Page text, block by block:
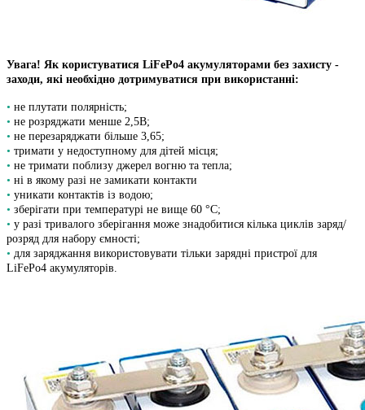
Увага! Як користуватися LiFePo4 акумуляторами без захисту -
заходи, які необхідно дотримуватися при використанні:
• не плутати полярність;
• не розряджати менше 2,5В;
• не перезаряджати більше 3,65;
• тримати у недоступному для дітей місця;
• не тримати поблизу джерел вогню та тепла;
• ні в якому разі не замикати контакти
• уникати контактів із водою;
• зберігати при температурі не вище 60 °C;
• у разі тривалого зберігання може знадобитися кілька циклів заряд/
розряд для набору ємності;
• для заряджання використовувати тільки зарядні пристрої для
LiFePo4 акумуляторів.